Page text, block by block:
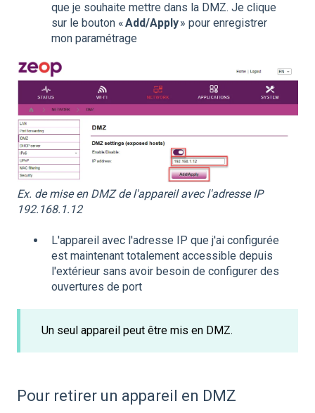
que je souhaite mettre dans la DMZ. Je clique
sur le bouton «Add/Apply» pour enregistrer
mon paramétrage
Ex. de mise en DMZ de l'appareil avec l'adresse IP
192.168.1.12
L'appareil avec l'adresse IP que j'ai configurée
est maintenant totalement accessible depuis
l'extérieur sans avoir besoin de configurer des
ouvertures de port
Un seul appareil peut être mis en DMZ.
Pour retirer un appareil en DMZ